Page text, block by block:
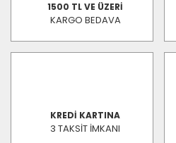
1500 TL VE ÜZERİ
KARGO BEDAVA
KREDİ KARTINA
3 TAKSİT İMKANI